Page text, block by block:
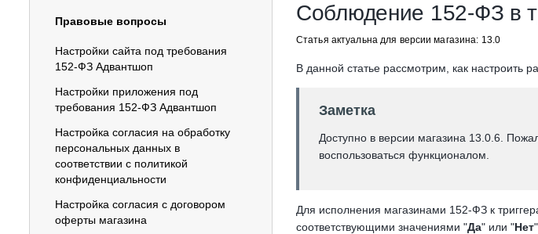
Правовые вопросы
Настройки сайта под требования
152-ФЗ Адвантшоп
Настройки приложения под
требования 152-ФЗ Адвантшоп
Настройка согласия на обработку
персональных данных в
соответствии с политикой
конфиденциальности
Настройка согласия с договором
оферты магазина
Соблюдение 152-ФЗ в
Статья актуальна для версии магазина: 13.0
В данной статье рассмотрим, как настроить
Заметка
Доступно в версии магазина 13.0.6.
воспользоваться функционалом.
Для исполнения магазинами 152-ФЗ к
соответствующими значениями "Да" или "Нет".